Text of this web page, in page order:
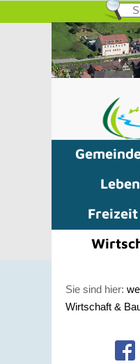
Sie sind hier:
Wirtschaft &